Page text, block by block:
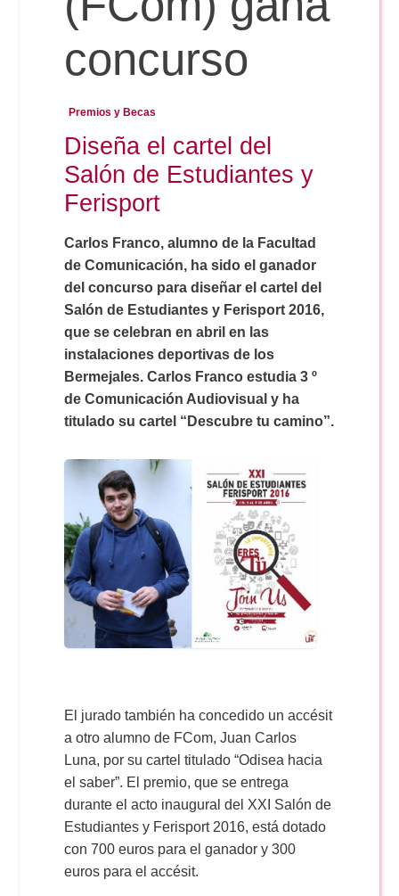
Reservas
Calendario Lectivo
Horarios
Periodismo
Publicidad y RR.PP
Comunicación Audiovisual
Doble Grado PER/CAV
Exámenes Grado
Periodismo
Publicidad y RR.PP
Comunicación Audiovisual
Doble Grado PER/CAV
Secretaría Virtual
#miTFG
#YoPractico
Boletines
concurso
Premios y Becas
Diseña el cartel del
Salón de Estudiantes y
Ferisport
Carlos Franco, alumno de la Facultad
de Comunicación, ha sido el ganador
del concurso para diseñar el cartel del
Salón de Estudiantes y Ferisport 2016,
que se celebran en abril en las
instalaciones deportivas de los
Bermejales. Carlos Franco estudia 3 º
de Comunicación Audiovisual y ha
titulado su cartel “Descubre tu camino”.
El jurado también ha concedido un accésit
a otro alumno de FCom, Juan Carlos
Luna, por su cartel titulado “Odisea hacia
el saber”. El premio, que se entrega
durante el acto inaugural del XXI Salón de
Estudiantes y Ferisport 2016, está dotado
con 700 euros para el ganador y 300
euros para el accésit.